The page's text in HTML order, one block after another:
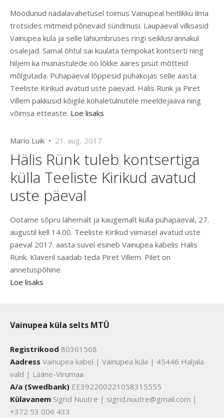
Möödunud nädalavahetusel toimus Vainupeal heitlikku ilma
trotsides mitmeid põnevaid sündmusi. Laupäeval vilksasid
Vainupea küla ja selle lähiümbruses ringi seiklusrännakul
osalejad. Samal õhtul sai kuulata tempokat kontserti ning
hiljem ka muinastulede öö lõkke ääres pisut mõtteid
mõlgutada. Pühapäeval lõppesid pühakojas selle aasta
Teeliste Kirikud avatud uste päevad. Hälis Rünk ja Piret
Villem pakkusid kõigile kohaletulnutele meeldejääva ning
võimsa etteaste. Loe lisaks
Mario Luik • 21. aug, 2017
Hälis Rünk tuleb kontsertiga
külla Teeliste Kirikud avatud
uste päeval
Ootame sõpru lähemalt ja kaugemalt külla pühapäeval, 27.
augustil kell 14.00. Teeliste Kirikud viimasel avatud uste
päeval 2017. aasta suvel esineb Vainupea kabelis Hälis
Rünk. Klaveril saadab teda Piret Villem. Pilet on
annetuspõhine.
Loe lisaks
Vainupea küla selts MTÜ
Registrikood 80361568
Aadress Vainupea kabel | Vainupea küla | 45446 Haljala
vald | Lääne-Virumaa
A/a (Swedbank) EE392200221058315555
Külavanem Sigrid Nuutre | sigrid.nuutre@gmail.com |
+372 53 006 433